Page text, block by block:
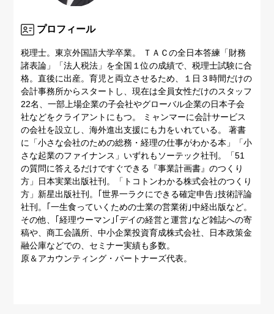
プロフィール
税理士。東京外国語大学卒業。 ＴＡＣの全日本答練「財務
諸表論」「法人税法」を全国１位の成績で、税理士試験に合
格。直後に出産。育児と両立させるため、１日３時間だけの
会計事務所からスタートし、現在は全員女性だけのスタッフ
22名、一部上場企業の子会社やグローバル企業の日本子会
社などをクライアントにもつ。 ミャンマーに会計サービス
の会社を設立し、海外進出支援にも力をいれている。 著書
に「小さな会社のための総務・経理の仕事がわかる本」「小
さな起業のファイナンス」いずれもソーテック社刊。「51
の質問に答えるだけですぐできる『事業計画書』のつくり
方」日本実業出版社刊。「トコトンわかる株式会社のつくり
方」新星出版社刊。｢世界一ラクにできる確定申告｣技術評論
社刊。｢一生食っていくための士業の営業術｣中経出版など。
その他、｢経理ウーマン｣｢デイの経営と運営｣など雑誌への寄
稿や、商工会議所、中小企業投資育成株式会社、日本政策金
融公庫などでの、セミナー実績も多数。
原＆アカウンティング・パートナーズ代表。